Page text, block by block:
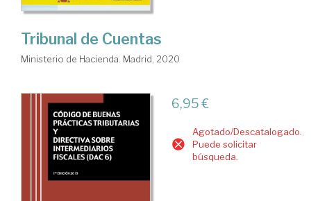
Tribunal de Cuentas
Ministerio de Hacienda. Madrid, 2020
6,95 €
Agotado/Descatalogado.
Puede solicitar
búsqueda.